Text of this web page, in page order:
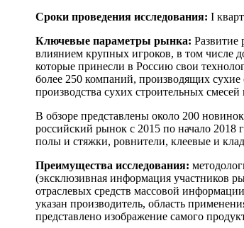
Сроки проведения исследования: I
Ключевые параметры рынка: Развитие
влиянием крупных игроков, в том числе
которые принесли в Россию свои
более 250 компаний, производящих сухие
производства сухих строительных
В обзоре представлены около 200
российский рынок с 2015 по начало 2018
полы и стяжки, ровнители, клеевые и
Преимущества исследования:
(эксклюзивная информация участников
отраслевых средств массовой
указан производитель, область
представлено изображение самого